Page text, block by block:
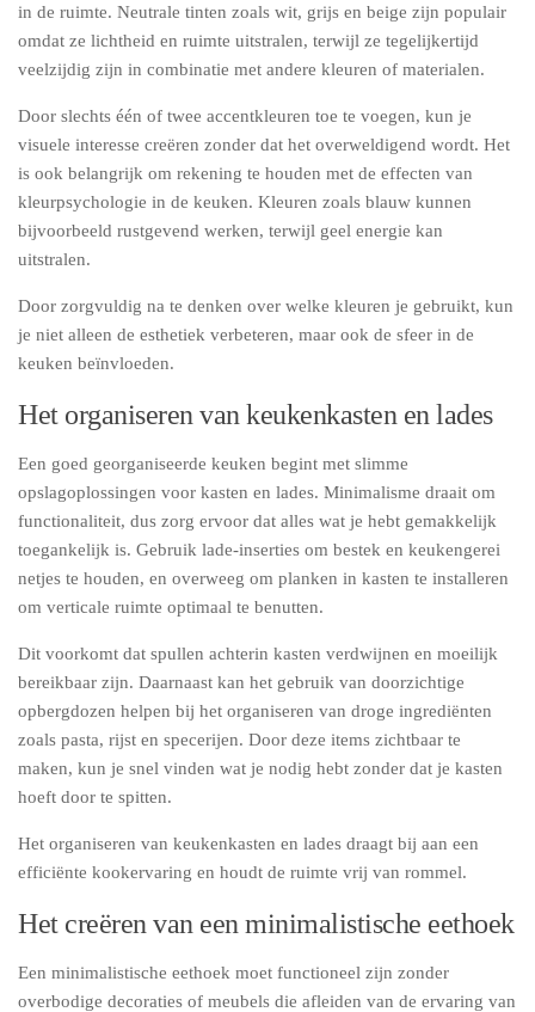
in de ruimte. Neutrale tinten zoals wit, grijs en beige zijn populair
omdat ze lichtheid en ruimte uitstralen, terwijl ze tegelijkertijd
veelzijdig zijn in combinatie met andere kleuren of materialen.
Door slechts één of twee accentkleuren toe te voegen, kun je
visuele interesse creëren zonder dat het overweldigend wordt. Het
is ook belangrijk om rekening te houden met de effecten van
kleurpsychologie in de keuken. Kleuren zoals blauw kunnen
bijvoorbeeld rustgevend werken, terwijl geel energie kan
uitstralen.
Door zorgvuldig na te denken over welke kleuren je gebruikt, kun
je niet alleen de esthetiek verbeteren, maar ook de sfeer in de
keuken beïnvloeden.
Het organiseren van keukenkasten en lades
Een goed georganiseerde keuken begint met slimme
opslagoplossingen voor kasten en lades. Minimalisme draait om
functionaliteit, dus zorg ervoor dat alles wat je hebt gemakkelijk
toegankelijk is. Gebruik lade-inserties om bestek en keukengerei
netjes te houden, en overweeg om planken in kasten te installeren
om verticale ruimte optimaal te benutten.
Dit voorkomt dat spullen achterin kasten verdwijnen en moeilijk
bereikbaar zijn. Daarnaast kan het gebruik van doorzichtige
opbergdozen helpen bij het organiseren van droge ingrediënten
zoals pasta, rijst en specerijen. Door deze items zichtbaar te
maken, kun je snel vinden wat je nodig hebt zonder dat je kasten
hoeft door te spitten.
Het organiseren van keukenkasten en lades draagt bij aan een
efficiënte kookervaring en houdt de ruimte vrij van rommel.
Het creëren van een minimalistische eethoek
Een minimalistische eethoek moet functioneel zijn zonder
overbodige decoraties of meubels die afleiden van de ervaring van